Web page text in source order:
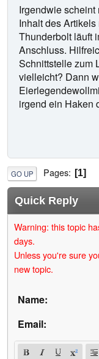
Irgendwie
Inhalt des
Thunderbolt läuft
Anschluss.
Schnittstelle zum
vielleicht? Dann
irgend ein Haken
GO UP Pages 1
Quick Reply
Warning: this topic
days.
Unless you're sure
new topic.
Name:
Email: